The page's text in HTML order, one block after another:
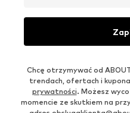
Chcę otrzymywać od
trendach, ofertach i
prywatności. Możesz
momencie ze skutkiem na